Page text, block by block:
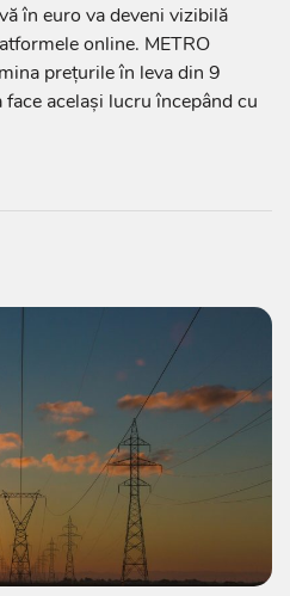
în euro va deveni vizibilă
online. METRO
prețurile în leva din 9
același lucru începând cu